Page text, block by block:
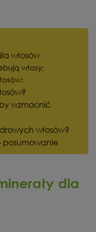
włosów
włosy:
wzmocnić
włosów?
posumowanie
dla